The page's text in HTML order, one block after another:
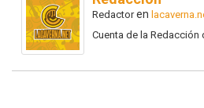
Redactoren
Cuenta de la Redacción